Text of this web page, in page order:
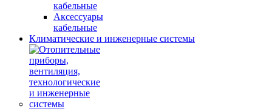
кабельные
Аксессуары
кабельные
Климатические и инженерные системы